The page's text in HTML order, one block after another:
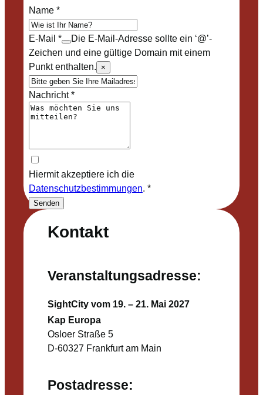
Kontakt
Veranstaltungsadresse:
SightCity vom 19. – 21. Mai 2027
Kap Europa
Osloer Straße 5
D-60327 Frankfurt am Main
Postadresse:
Name*
E-Mail *
Die E-Mail-Adresse sollte ein ‘@’-
Zeichen und eine gültige Domain mit einem
Punkt enthalten.
×
Nachricht*
Hiermit akzeptiere ich die
Datenschutzbestimmungen. *
Senden